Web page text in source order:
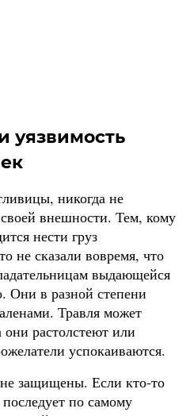
уязвимость
никогда не
внешности. Тем, кому
нести груз
не сказали вовремя, что
выдающейся
Они в разной степени
Травля может
они растолстеют или
успокаиваются.
защищены. Если кто-то
по самому